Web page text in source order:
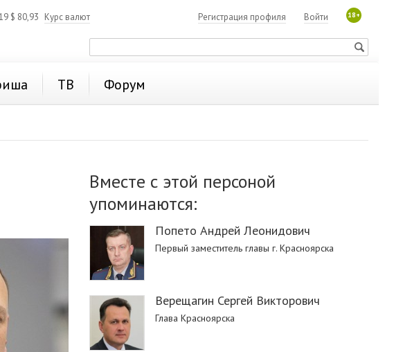
$ 80,93 Курс валют 18+
Войти
Регистрация профиля
ТВ Форум
Вместе с этой персоной
упоминаются:
Попето Андрей Леонидович
Первый заместитель главы г. Красноярска
Верещагин Сергей Викторович
Глава Красноярска